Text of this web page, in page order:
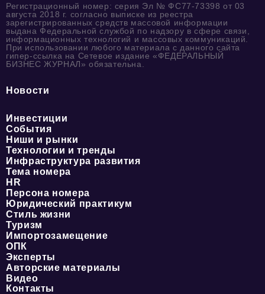
Регистрационный номер: серия Эл № ФС77-73398 от 03
августа 2018 г. согласно выписке из реестра
зарегистрированных средств массовой информации
выдана Федеральной службой по надзору в сфере связи,
информационных технологий и массовых коммуникаций.
При использовании любого материала с данного сайта
гипер-ссылка на Сетевое издание «ФЕДЕРАЛЬНЫЙ
БИЗНЕС ЖУРНАЛ» обязательна.
Новости
Инвестиции
События
Ниши и рынки
Технологии и тренды
Инфраструктура развития
Тема номера
HR
Персона номера
Юридический практикум
Стиль жизни
Туризм
Импортозамещение
ОПК
Эксперты
Авторские материалы
Видео
Контакты